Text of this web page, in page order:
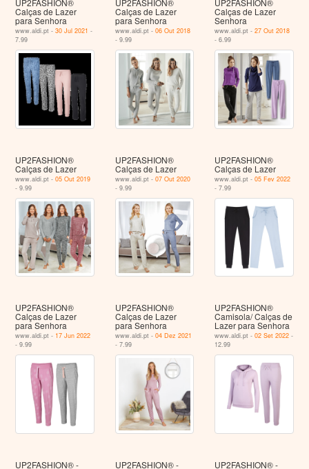
UP2FASHION®
Calças de Lazer
para Senhora
www.aldi.pt -30 Jul 2021 -
7.99
UP2FASHION®
Calças de Lazer
para Senhora
www.aldi.pt - 06 Out 2018
- 9.99
UP2FASHION®
Calças de Lazer
Senhora
www.aldi.pt -27 Out 2018
- 6.99
UP2FASHION®
Calças de Lazer
www.aldi.pt -05 Out 2019
- 9.99
UP2FASHION®
Calças de Lazer
www.aldi.pt - 07 Out 2020
- 9.99
UP2FASHION®
Calças de Lazer
www.aldi.pt -05 Fev 2022
- 7.99
UP2FASHION®
Calças de Lazer
para Senhora
www.aldi.pt - 17 Jun 2022
- 9.99
UP2FASHION®
Calças de Lazer
para Senhora
www.aldi.pt - 04 Dez 2021
- 7.99
UP2FASHION®
Camisola/ Calças de
Lazer para Senhora
www.aldi.pt -02 Set 2022 -
12.99
UP2FASHION® - UP2FASHION® - UP2FASHION® -